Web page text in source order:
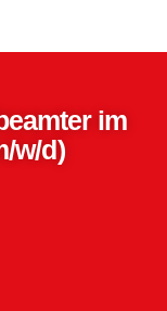
im
w/d)